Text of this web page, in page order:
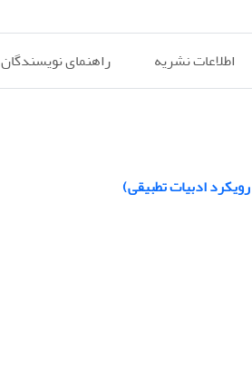
اطلاعات نشریه راهنمای نویسندگان
ادبیات تطبیقی)